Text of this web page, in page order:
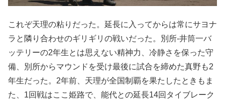
これぞ天理の粘りだった。延長に入ってからは常にサヨナ
ラと隣り合わせのギリギリの戦いだった。別所-井筒一バ
ッテリーの2年生とは思えない精神力、冷静さを保った守
備、別所からマウンドを受け最後に試合を締めた真野も2
年生だった。2年前、天理が全国制覇を果たしたときもま
た、1回戦はここ姫路で、能代との延長14回タイブレーク